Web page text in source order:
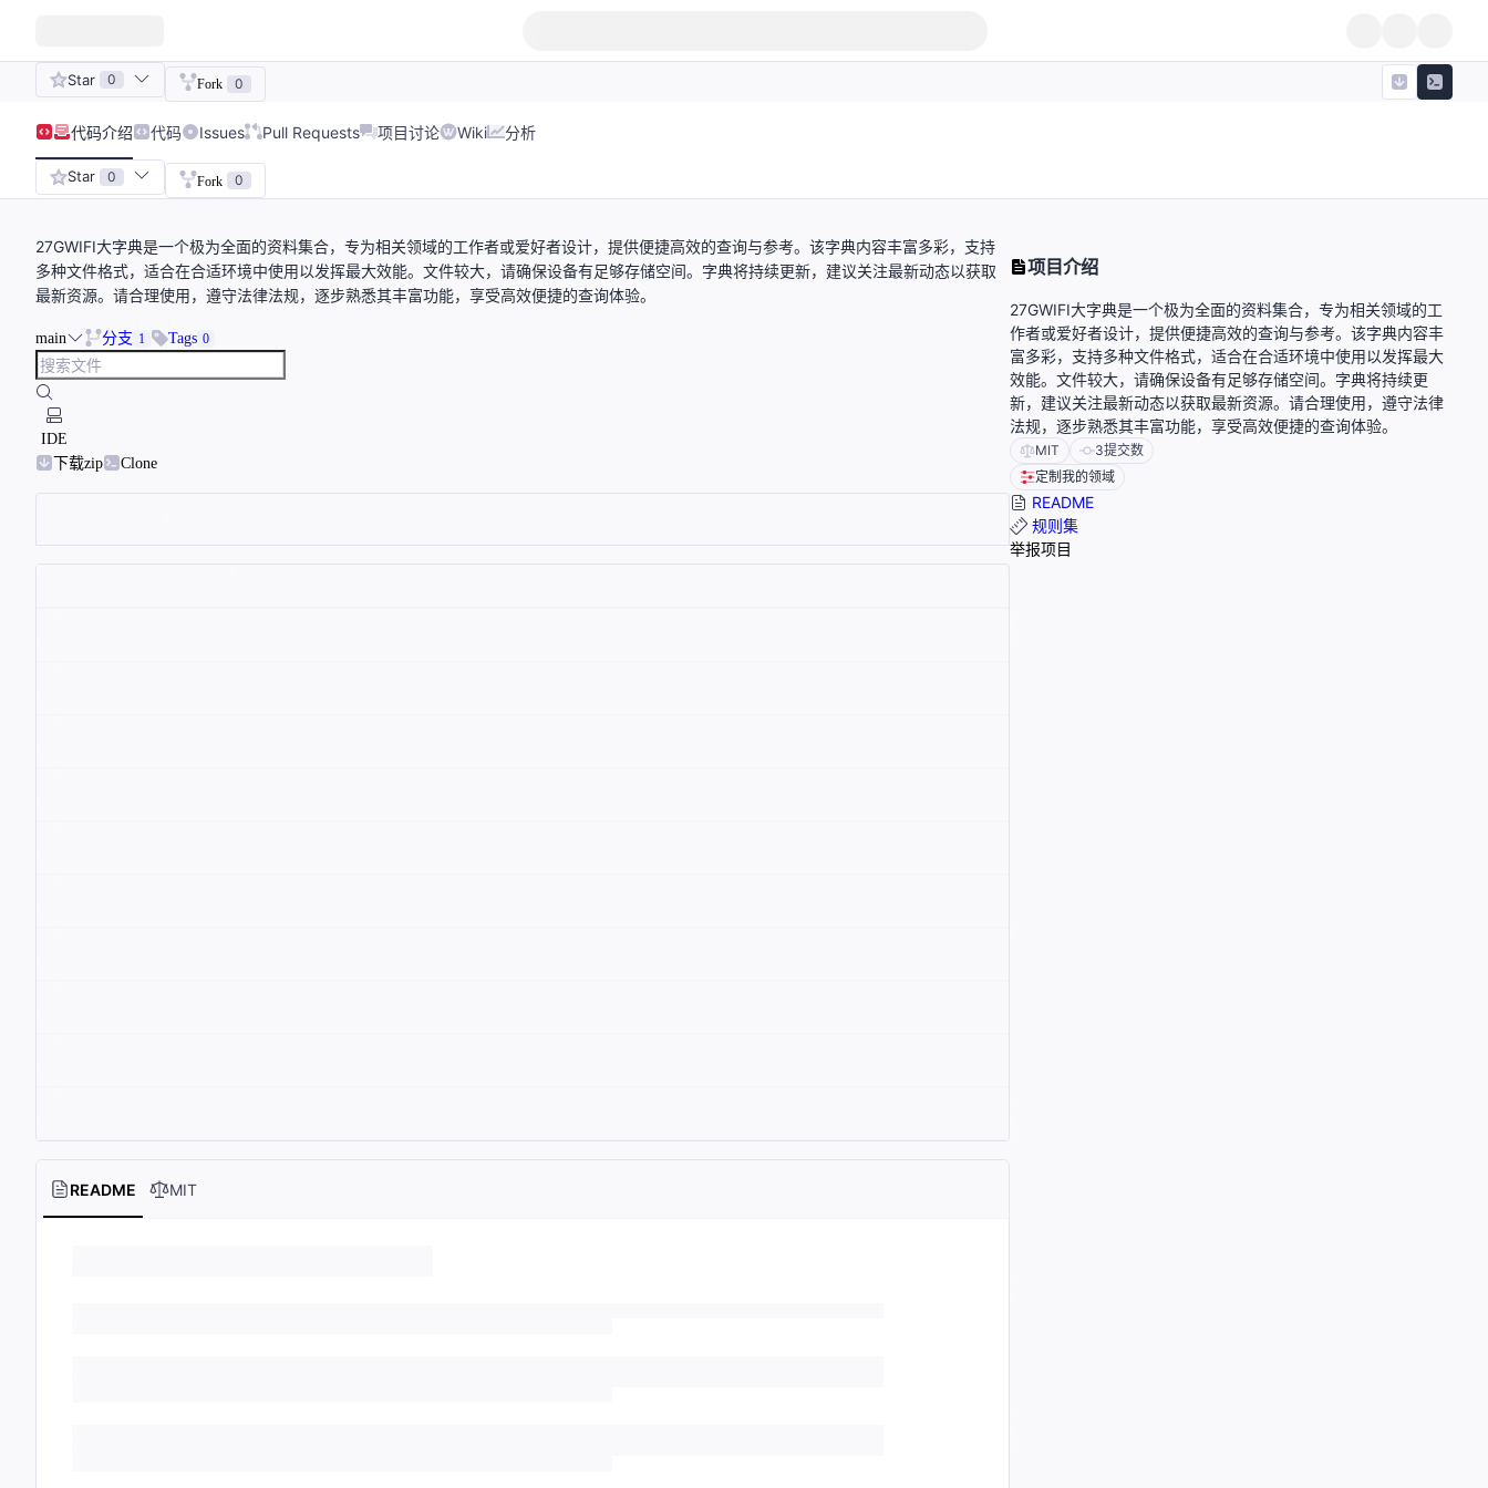
Star 0 Fork 0
代码介绍 代码 Issues Pull Requests 项目讨论 Wiki 分析
Star 0 Fork 0
27GWIFI大字典是一个极为全面的资料集合，专为相关领域的工作者或爱好者设计，提供便捷高效的查询与参考。该字典内容丰富多彩，支持
多种文件格式，适合在合适环境中使用以发挥最大效能。文件较大，请确保设备有足够存储空间。字典将持续更新，建议关注最新动态以获取
最新资源。请合理使用，遵守法律法规，逐步熟悉其丰富功能，享受高效便捷的查询体验。
main 分支 1 Tags 0
IDE
下载zip
Clone
README MIT
项目介绍
27GWIFI大字典是一个极为全面的资料集合，专为相关领域的工
作者或爱好者设计，提供便捷高效的查询与参考。该字典内容丰
富多彩，支持多种文件格式，适合在合适环境中使用以发挥最大
效能。文件较大，请确保设备有足够存储空间。字典将持续更
新，建议关注最新动态以获取最新资源。请合理使用，遵守法律
法规，逐步熟悉其丰富功能，享受高效便捷的查询体验。
MIT 3提交数
定制我的领域
README
规则集
举报项目